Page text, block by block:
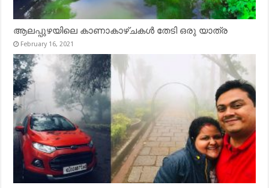
ആലപ്പുഴയിലെ കാണാകാഴ്ചകൾ തേടി ഒരു യാത്ര
February 16, 2021